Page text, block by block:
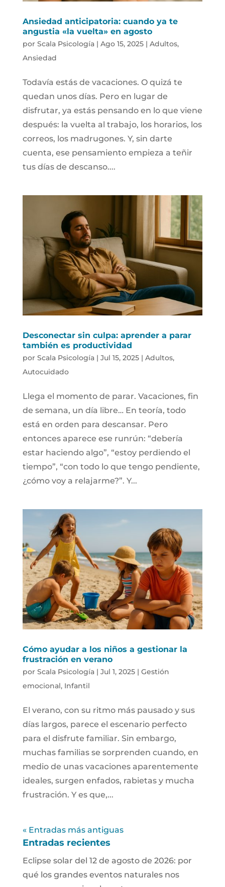
Ansiedad anticipatoria: cuando ya te
angustia «la vuelta» en agosto
por Scala Psicología| Ago 15, 2025| Adultos,
Ansiedad
Todavía estás de vacaciones. O quizá te
quedan unos días. Pero en lugar de
disfrutar, ya estás pensando en lo que viene
después: la vuelta al trabajo, los horarios, los
correos, los madrugones. Y, sin darte
cuenta, ese pensamiento empieza a teñir
tus días de descanso....
Desconectar sin culpa: aprender a parar
también es productividad
por Scala Psicología| Jul 15, 2025| Adultos,
Autocuidado
Llega el momento de parar. Vacaciones, fin
de semana, un día libre… En teoría, todo
está en orden para descansar. Pero
entonces aparece ese runrún: “debería
estar haciendo algo”, “estoy perdiendo el
tiempo”, “con todo lo que tengo pendiente,
¿cómo voy a relajarme?”. Y...
Cómo ayudar a los niños a gestionar la
frustración en verano
por Scala Psicología| Jul 1, 2025| Gestión
emocional, Infantil
El verano, con su ritmo más pausado y sus
días largos, parece el escenario perfecto
para el disfrute familiar. Sin embargo,
muchas familias se sorprenden cuando, en
medio de unas vacaciones aparentemente
ideales, surgen enfados, rabietas y mucha
frustración. Y es que,...
« Entradas más antiguas
Entradas recientes
Eclipse solar del 12 de agosto de 2026: por
qué los grandes eventos naturales nos